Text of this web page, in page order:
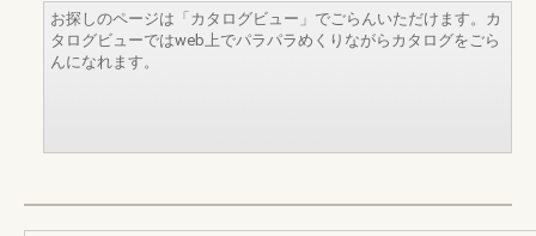
お探しのページは「カタログビュー」でごらんいただけます。カ
タログビューではweb上でパラパラめくりながらカタログをごら
んになれます。